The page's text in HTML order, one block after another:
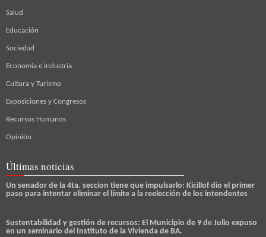
Salud
Educación
Sociedad
Economía e Industria
Cultura y Turismo
Exposiciones y Congresos
Recursos Humanos
Opinión
Últimas noticias
Un senador de la 4ta. seccion tiene que impulsarlo: Kicillof dio el primer
paso para intentar eliminar el límite a la reelección de los intendentes
Sustentabilidad y gestión de recursos: El Municipio de 9 de Julio expuso
en un seminario del Instituto de la Vivienda de BA.